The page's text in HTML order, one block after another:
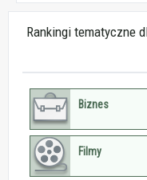
Rankingi tematyczne
Biznes
Filmy